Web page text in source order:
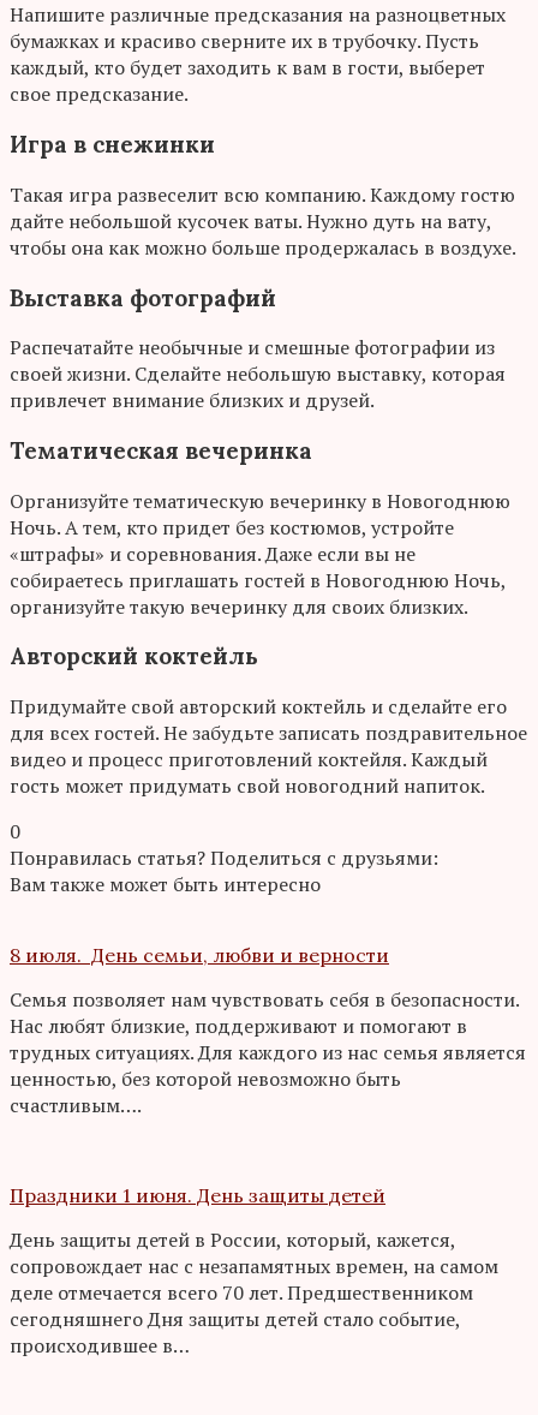
Напишите различные предсказания на разноцветных
бумажках и красиво сверните их в трубочку. Пусть
каждый, кто будет заходить к вам в гости, выберет
свое предсказание.
Игра в снежинки
Такая игра развеселит всю компанию. Каждому гостю
дайте небольшой кусочек ваты. Нужно дуть на вату,
чтобы она как можно больше продержалась в воздухе.
Выставка фотографий
Распечатайте необычные и смешные фотографии из
своей жизни. Сделайте небольшую выставку, которая
привлечет внимание близких и друзей.
Тематическая вечеринка
Организуйте тематическую вечеринку в Новогоднюю
Ночь. А тем, кто придет без костюмов, устройте
«штрафы» и соревнования. Даже если вы не
собираетесь приглашать гостей в Новогоднюю Ночь,
организуйте такую вечеринку для своих близких.
Авторский коктейль
Придумайте свой авторский коктейль и сделайте его
для всех гостей. Не забудьте записать поздравительное
видео и процесс приготовлений коктейля. Каждый
гость может придумать свой новогодний напиток.
0
Понравилась статья? Поделиться с друзьями:
Вам также может быть интересно
8 июля. День семьи, любви и верности
Семья позволяет нам чувствовать себя в безопасности.
Нас любят близкие, поддерживают и помогают в
трудных ситуациях. Для каждого из нас семья является
ценностью, без которой невозможно быть
счастливым….
Праздники 1 июня. День защиты детей
День защиты детей в России, который, кажется,
сопровождает нас с незапамятных времен, на самом
деле отмечается всего 70 лет. Предшественником
сегодняшнего Дня защиты детей стало событие,
происходившее в…